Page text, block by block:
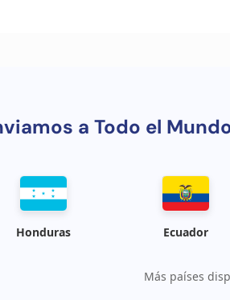
a Todo el
Honduras Ecuador
Más países